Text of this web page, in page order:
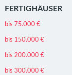
FERTIGHÄUSER
bis 75.000 €
bis 150.000 €
bis 200.000 €
bis 300.000 €